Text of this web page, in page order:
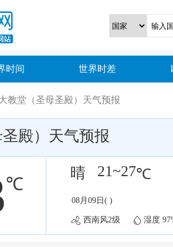
时间 世界时差
教堂（圣母圣殿）天气预报
殿）天气预报
℃
晴 21~27℃
08月09日( )
西南风2级 湿度